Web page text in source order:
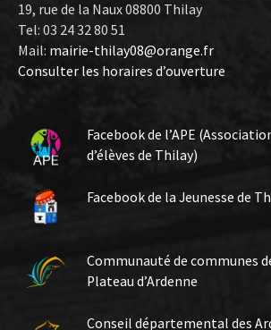
19, rue de la Naux 08800 Thilay
Tel: 03 24 32 80 51
Mail: mairie-thilay08@orange.fr
Consulter les horaires d’ouverture
Facebook de l’APE
d’élèves de Thilay)
Facebook de la Jeunesse de
Communauté de communes
Plateau d’Ardenne
Conseil départemental des